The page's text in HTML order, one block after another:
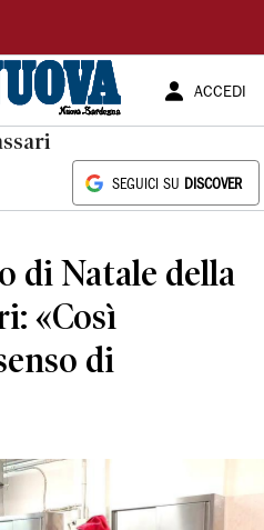
ACCEDI
SEGUICI SU DISCOVER
di Natale della
«Così
di